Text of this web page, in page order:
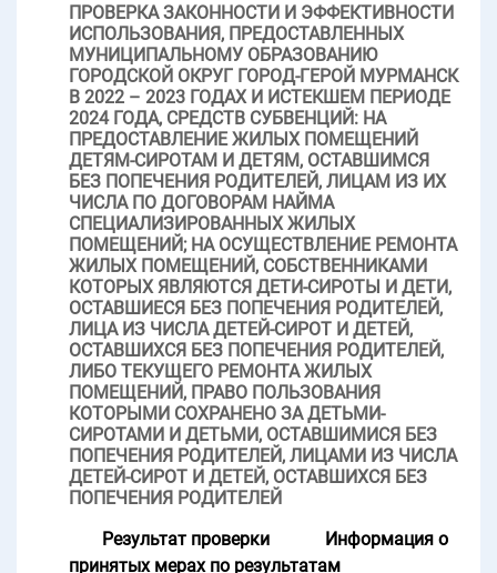
ПРОВЕРКА ЗАКОННОСТИ И ЭФФЕКТИВНОСТИ
ИСПОЛЬЗОВАНИЯ, ПРЕДОСТАВЛЕННЫХ
МУНИЦИПАЛЬНОМУ ОБРАЗОВАНИЮ
ГОРОДСКОЙ ОКРУГ ГОРОД-ГЕРОЙ МУРМАНСК
В 2022 – 2023 ГОДАХ И ИСТЕКШЕМ ПЕРИОДЕ
2024 ГОДА, СРЕДСТВ СУБВЕНЦИЙ: НА
ПРЕДОСТАВЛЕНИЕ ЖИЛЫХ ПОМЕЩЕНИЙ
ДЕТЯМ-СИРОТАМ И ДЕТЯМ, ОСТАВШИМСЯ
БЕЗ ПОПЕЧЕНИЯ РОДИТЕЛЕЙ, ЛИЦАМ ИЗ ИХ
ЧИСЛА ПО ДОГОВОРАМ НАЙМА
СПЕЦИАЛИЗИРОВАННЫХ ЖИЛЫХ
ПОМЕЩЕНИЙ; НА ОСУЩЕСТВЛЕНИЕ РЕМОНТА
ЖИЛЫХ ПОМЕЩЕНИЙ, СОБСТВЕННИКАМИ
КОТОРЫХ ЯВЛЯЮТСЯ ДЕТИ-СИРОТЫ И ДЕТИ,
ОСТАВШИЕСЯ БЕЗ ПОПЕЧЕНИЯ РОДИТЕЛЕЙ,
ЛИЦА ИЗ ЧИСЛА ДЕТЕЙ-СИРОТ И ДЕТЕЙ,
ОСТАВШИХСЯ БЕЗ ПОПЕЧЕНИЯ РОДИТЕЛЕЙ,
ЛИБО ТЕКУЩЕГО РЕМОНТА ЖИЛЫХ
ПОМЕЩЕНИЙ, ПРАВО ПОЛЬЗОВАНИЯ
КОТОРЫМИ СОХРАНЕНО ЗА ДЕТЬМИ-
СИРОТАМИ И ДЕТЬМИ, ОСТАВШИМИСЯ БЕЗ
ПОПЕЧЕНИЯ РОДИТЕЛЕЙ, ЛИЦАМИ ИЗ ЧИСЛА
ДЕТЕЙ-СИРОТ И ДЕТЕЙ, ОСТАВШИХСЯ БЕЗ
ПОПЕЧЕНИЯ РОДИТЕЛЕЙ
Результат проверки
Информация о
принятых мерах по результатам